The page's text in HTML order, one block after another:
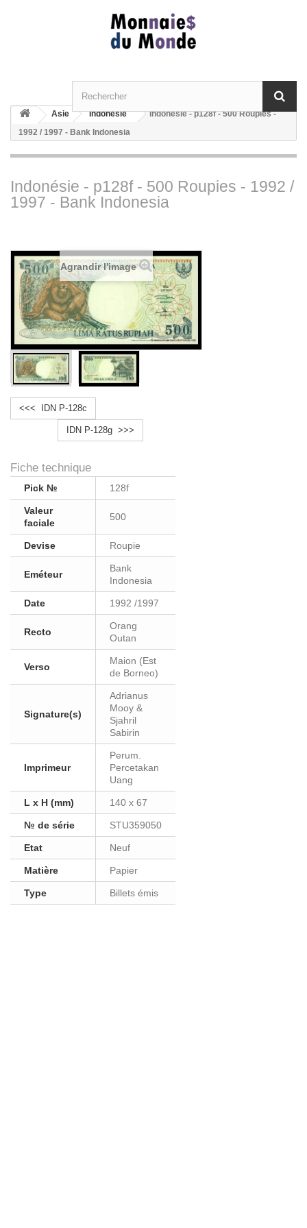
Asie Indonésie
Indonésie - p128f - 500 Roupies -
1992 / 1997 - Bank Indonesia
Indonésie - p128f - 500 Roupies - 1992 /
1997 - Bank Indonesia
Agrandir l'image
<<< IDN P-128c
IDN P-128g >>>
Fiche technique
Pick № 128f
Valeur
faciale
500
Devise Roupie
Eméteur
Bank
Indonesia
Date 1992 /1997
Recto
Orang
Outan
Verso
Maion (Est
de Borneo)
Signature(s)
Adrianus
Mooy &
Sjahril
Sabirin
Imprimeur
Perum.
Percetakan
Uang
L x H (mm) 140 x 67
№ de série STU359050
Etat Neuf
Matière Papier
Type Billets émis